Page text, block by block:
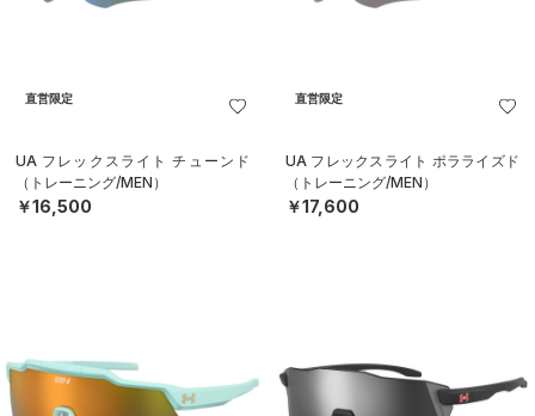
直営限定
UA フレックスライト チューンド
（トレーニング/MEN）
￥16,500
直営限定
UA フレックスライト ポラライズド
（トレーニング/MEN）
￥17,600